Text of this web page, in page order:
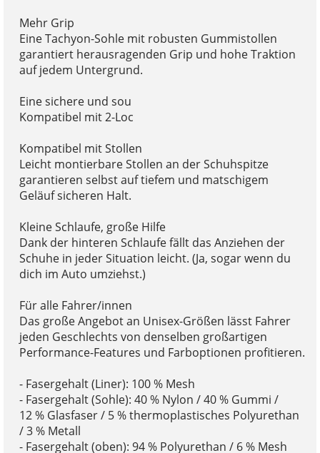
Mehr Grip
Eine Tachyon-Sohle mit robusten Gummistollen
garantiert herausragenden Grip und hohe Traktion
auf jedem Untergrund.
Eine sichere und sou
Kompatibel mit 2-Loc
Kompatibel mit Stollen
Leicht montierbare Stollen an der Schuhspitze
garantieren selbst auf tiefem und matschigem
Geläuf sicheren Halt.
Kleine Schlaufe, große Hilfe
Dank der hinteren Schlaufe fällt das Anziehen der
Schuhe in jeder Situation leicht. (Ja, sogar wenn du
dich im Auto umziehst.)
Für alle Fahrer/innen
Das große Angebot an Unisex-Größen lässt Fahrer
jeden Geschlechts von denselben großartigen
Performance-Features und Farboptionen profitieren.
- Fasergehalt (Liner): 100 % Mesh
- Fasergehalt (Sohle): 40 % Nylon / 40 % Gummi /
12 % Glasfaser / 5 % thermoplastisches Polyurethan
/ 3 % Metall
- Fasergehalt (oben): 94 % Polyurethan / 6 % Mesh